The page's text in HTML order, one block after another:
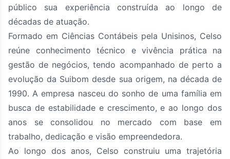
público sua experiência construída ao longo de
décadas de atuação.
Formado em Ciências Contábeis pela Unisinos, Celso
reúne conhecimento técnico e vivência prática na
gestão de negócios, tendo acompanhado de perto a
evolução da Suibom desde sua origem, na década de
1990. A empresa nasceu do sonho de uma família em
busca de estabilidade e crescimento, e ao longo dos
anos se consolidou no mercado com base em
trabalho, dedicação e visão empreendedora.
Ao longo dos anos, Celso construiu uma trajetória